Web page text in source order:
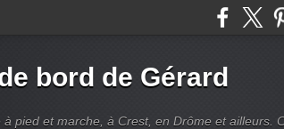
bord de Gérard
pied et marche, à Crest, en Drôme et ailleurs.